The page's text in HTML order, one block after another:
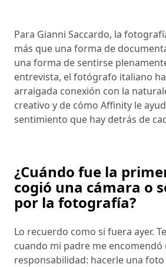
Para Gianni Saccardo, la
más que una forma de
una forma de sentirse
entrevista, el fotógrafo italiano
arraigada conexión con la
creativo y de cómo Affinity le
sentimiento que hay detrás de
¿Cuándo fue la
cogió una cámara o
por la fotografía?
Lo recuerdo como si fuera ayer.
cuando mi padre me
responsabilidad: hacerle una foto